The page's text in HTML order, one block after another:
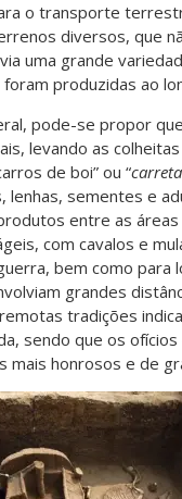
o transporte
diversos, que
uma grande
produzidas ao
pode-se propor
levando as
de boi” ou “
lenhas, sementes e
entre as
com cavalos e
bem como para
grandes
tradições
sendo que os
mais honrosos e de